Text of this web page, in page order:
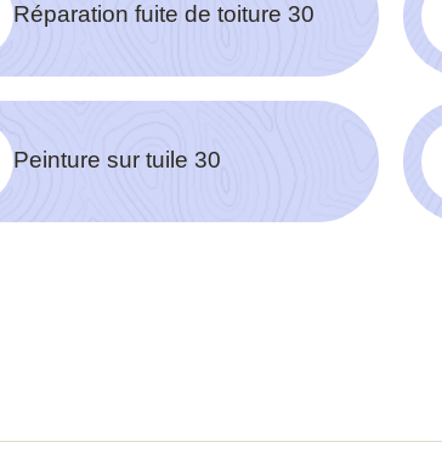
Réparation fuite de toiture 30
Peinture sur tuile 30